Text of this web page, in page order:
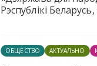
Рэспублікі
ОБЩЕСТВО АКТУАЛЬНО